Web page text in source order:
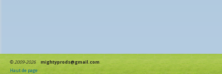
©2009-2026
mightyprods@gmail.com
Haut de page